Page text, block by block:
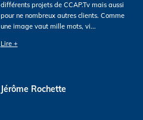
différents projets de CCAP.Tv mais aussi
pour ne nombreux autres clients. Comme
une image vaut mille mots, vi...
Lire +
Jérôme Rochette